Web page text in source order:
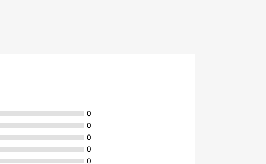
0avis ont la note de 5 étoiles
0avis ont la note de 4 étoiles
0avis ont la note de 3 étoiles
0avis ont la note de 2 étoiles
0avis ont la note de 1 étoiles